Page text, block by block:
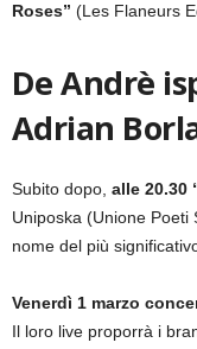
Roses” (Les Flaneurs
De Andrè
Adrian
Subito dopo, alle 20.30
Uniposka (Unione
nome del più
Venerdì 1 marzo
Il loro live proporrà i